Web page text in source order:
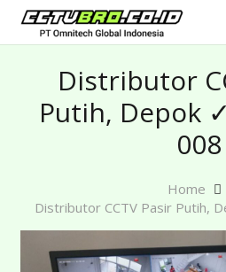
Distributor
Putih, Depok
008
Home
Distributor CCTV Pasir Putih,